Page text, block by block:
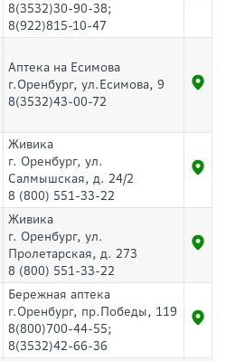
8(3532)30-90-38;
8(922)815-10-47
Аптека на Есимова
г.Оренбург, ул.Есимова, 9
8(3532)43-00-72
Живика
г. Оренбург, ул.
Салмышская, д. 24/2
8 (800) 551-33-22
Живика
г. Оренбург, ул.
Пролетарская, д. 273
8 (800) 551-33-22
Бережная аптека
г.Оренбург, пр.Победы, 119
8(800)700-44-55;
8(3532)42-66-36